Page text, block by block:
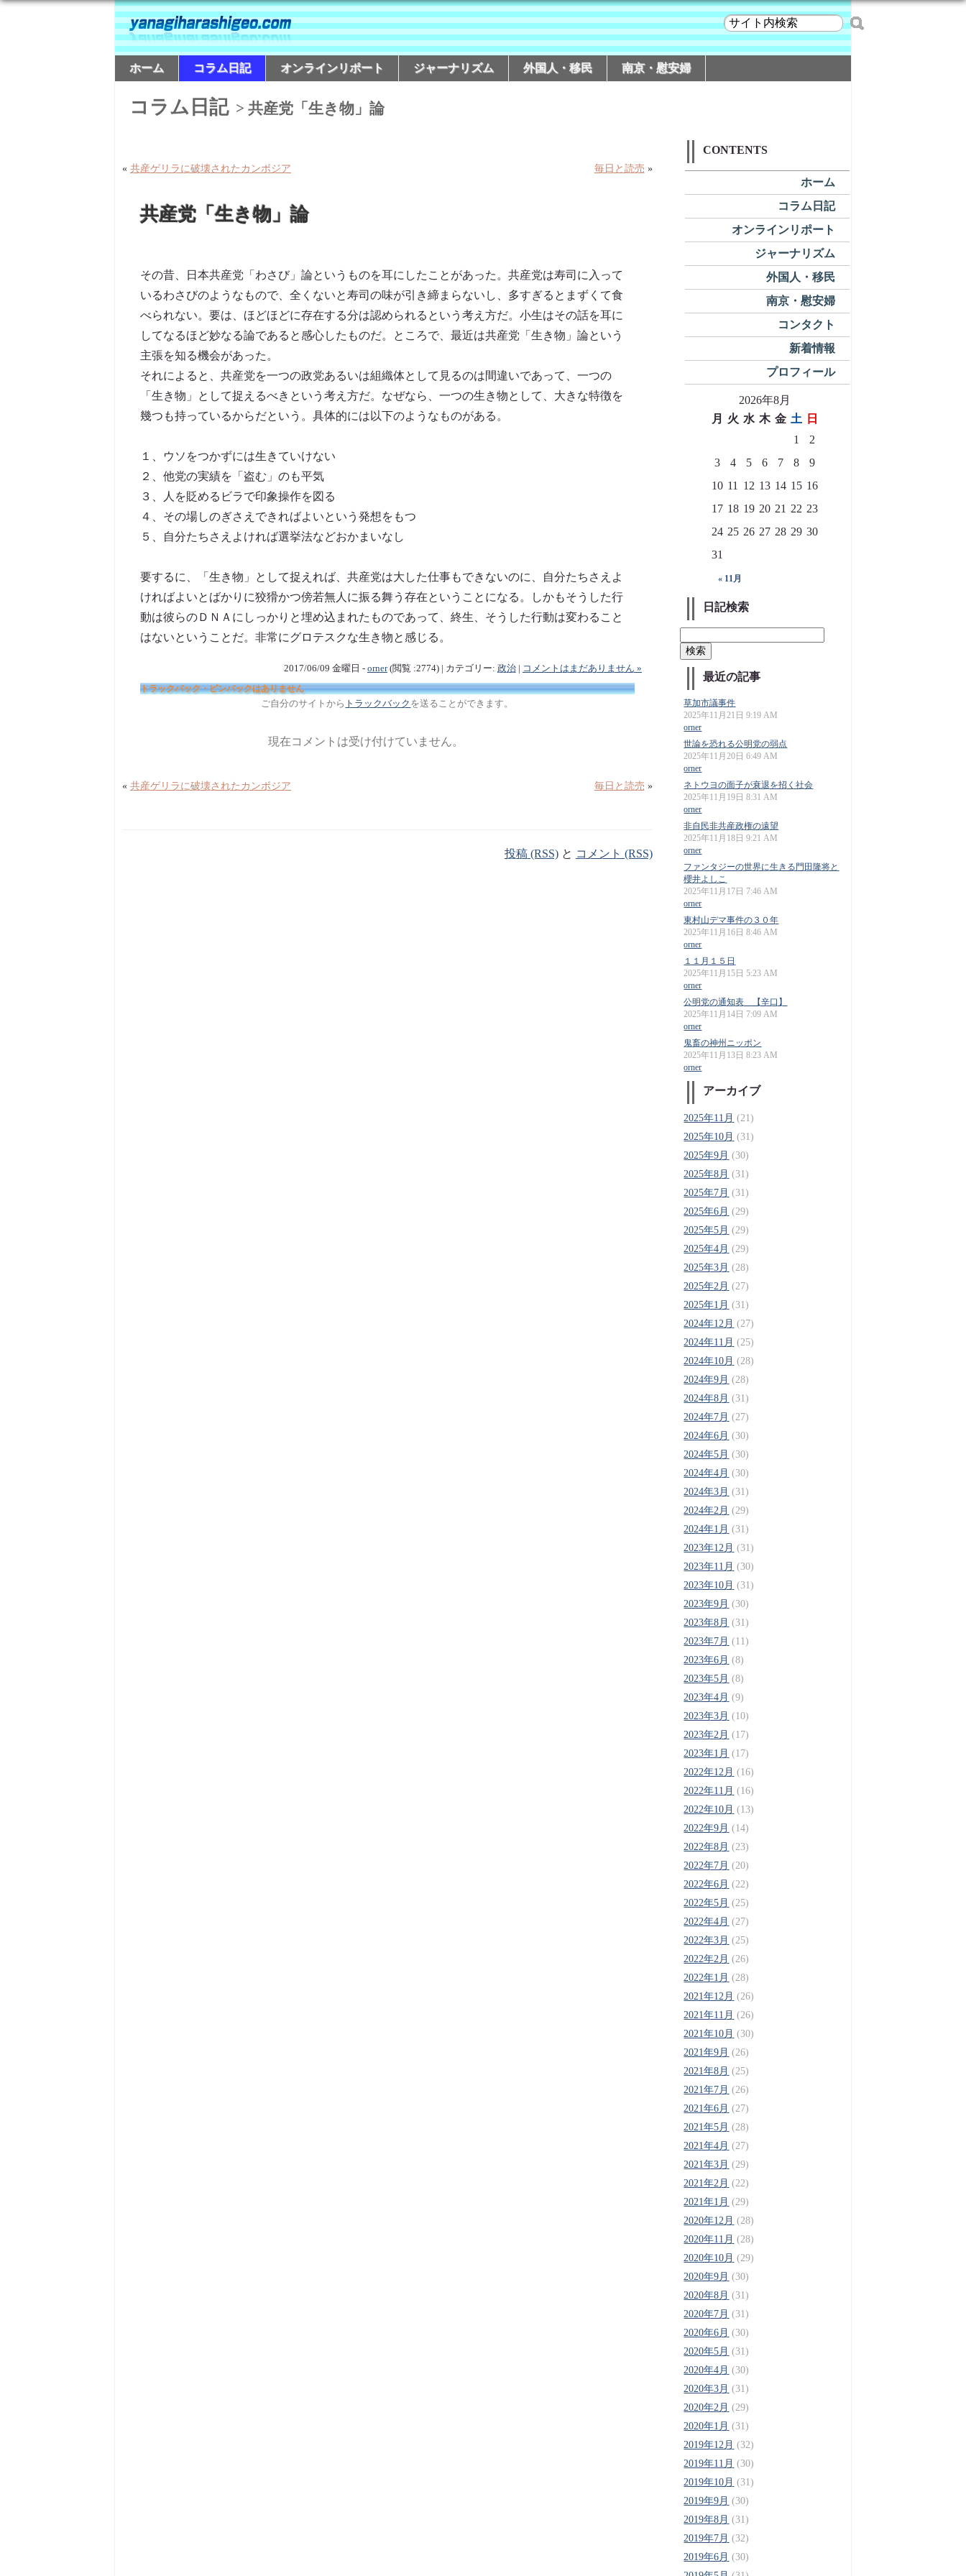
ホーム コラム日記 オンラインリポート ジャーナリズム 外国人・移民 南京・慰安婦
コラム日記> 共産党「生き物」論
« 共産ゲリラに破壊されたカンボジア 毎日と読売 »
共産党「生き物」論
その昔、日本共産党「わさび」論というものを耳にしたことがあった。共産党は寿司に入って
いるわさびのようなもので、全くないと寿司の味が引き締まらないし、多すぎるとまずくて食
べられない。要は、ほどほどに存在する分は認められるという考え方だ。小生はその話を耳に
してなるほど妙なる論であると感心したものだ。ところで、最近は共産党「生き物」論という
主張を知る機会があった。
それによると、共産党を一つの政党あるいは組織体として見るのは間違いであって、一つの
「生き物」として捉えるべきという考え方だ。なぜなら、一つの生き物として、大きな特徴を
幾つも持っているからだという。具体的には以下のようなものがある。
１、ウソをつかずには生きていけない
２、他党の実績を「盗む」のも平気
３、人を貶めるビラで印象操作を図る
４、その場しのぎさえできればよいという発想をもつ
５、自分たちさえよければ選挙法などおかまいなし
要するに、「生き物」として捉えれば、共産党は大した仕事もできないのに、自分たちさえよ
ければよいとばかりに狡猾かつ傍若無人に振る舞う存在ということになる。しかもそうした行
動は彼らのＤＮＡにしっかりと埋め込まれたものであって、終生、そうした行動は変わること
はないということだ。非常にグロテスクな生き物と感じる。
2017/06/09 金曜日 - orner(閲覧 :2774) | カテゴリー: 政治|
コメントはまだありません »
トラックバック・ピンバックはありません
ご自分のサイトから トラックバック を送ることができます。
現在コメントは受け付けていません。
« 共産ゲリラに破壊されたカンボジア 毎日と読売 »
投稿 (RSS)と コメント (RSS)
CONTENTS
ホーム
コラム日記
オンラインリポート
ジャーナリズム
外国人・移民
南京・慰安婦
コンタクト
新着情報
プロフィール
2026年8月
月 火 水 木 金 土 日
« 11月
1
2
3
4 5 6 7 8
9
10 11 12 13 14 15 16
17 18 19 20 21 22 23
24 25 26 27 28 29 30
31
日記検索
最近の記事
草加市議事件
2025年11月21日 9:19 AM
orner
世論を恐れる公明党の弱点
2025年11月20日 6:49 AM
orner
ネトウヨの面子が衰退を招く社会
2025年11月19日 8:31 AM
orner
非自民非共産政権の遠望
2025年11月18日 9:21 AM
orner
ファンタジーの世界に生きる門田隆将と
櫻井よしこ
2025年11月17日 7:46 AM
orner
東村山デマ事件の３０年
2025年11月16日 8:46 AM
orner
１１月１５日
2025年11月15日 5:23 AM
orner
公明党の通知表 【辛口】
2025年11月14日 7:09 AM
orner
鬼畜の神州ニッポン
2025年11月13日 8:23 AM
orner
アーカイブ
2025年11月 (21)
2025年10月 (31)
2025年9月 (30)
2025年8月 (31)
2025年7月 (31)
2025年6月 (29)
2025年5月 (29)
2025年4月 (29)
2025年3月 (28)
2025年2月 (27)
2025年1月 (31)
2024年12月 (27)
2024年11月 (25)
2024年10月 (28)
2024年9月 (28)
2024年8月 (31)
2024年7月 (27)
2024年6月 (30)
2024年5月 (30)
2024年4月 (30)
2024年3月 (31)
2024年2月 (29)
2024年1月 (31)
2023年12月 (31)
2023年11月 (30)
2023年10月 (31)
2023年9月 (30)
2023年8月 (31)
2023年7月 (11)
2023年6月 (8)
2023年5月 (8)
2023年4月 (9)
2023年3月 (10)
2023年2月 (17)
2023年1月 (17)
2022年12月 (16)
2022年11月 (16)
2022年10月 (13)
2022年9月 (14)
2022年8月 (23)
2022年7月 (20)
2022年6月 (22)
2022年5月 (25)
2022年4月 (27)
2022年3月 (25)
2022年2月 (26)
2022年1月 (28)
2021年12月 (26)
2021年11月 (26)
2021年10月 (30)
2021年9月 (26)
2021年8月 (25)
2021年7月 (26)
2021年6月 (27)
2021年5月 (28)
2021年4月 (27)
2021年3月 (29)
2021年2月 (22)
2021年1月 (29)
2020年12月 (28)
2020年11月 (28)
2020年10月 (29)
2020年9月 (30)
2020年8月 (31)
2020年7月 (31)
2020年6月 (30)
2020年5月 (31)
2020年4月 (30)
2020年3月 (31)
2020年2月 (29)
2020年1月 (31)
2019年12月 (32)
2019年11月 (30)
2019年10月 (31)
2019年9月 (30)
2019年8月 (31)
2019年7月 (32)
2019年6月 (30)